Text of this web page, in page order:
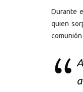
Durante
quien
comunión